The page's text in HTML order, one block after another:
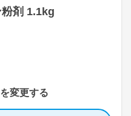
剤 1.1kg
変更する